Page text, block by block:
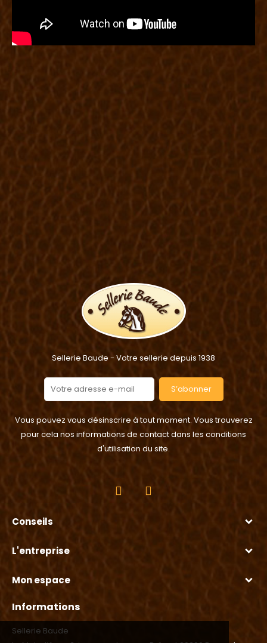
Sellerie Baude - Votre sellerie depuis 1938
S’abonner
Vous pouvez vous désinscrire à tout moment. Vous trouverez
pour cela nos informations de contact dans les conditions
d'utilisation du site.
Conseils
L'entreprise
Mon espace
Informations
Sellerie Baude